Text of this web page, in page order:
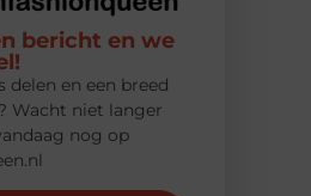
bericht en we
en een breed
Wacht niet langer
nog op